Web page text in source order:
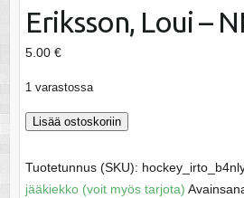
Eriksson, Loui –
5.00 €
1 varastossa
Eriksson,
-
NHL
Lisää ostoskoriin
Tuotetunnus (SKU):
jääkiekko (voit myös tarjota)